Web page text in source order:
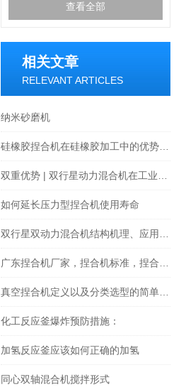
查看全部
相关文章
RELEVANT ARTICLES
纳米砂磨机
如何延长压力型捏合机使用寿命
化工反应釜爆炸预防措施：
加氢反应釜应该如何正确的加氢
同心双轴混合机搅拌形式